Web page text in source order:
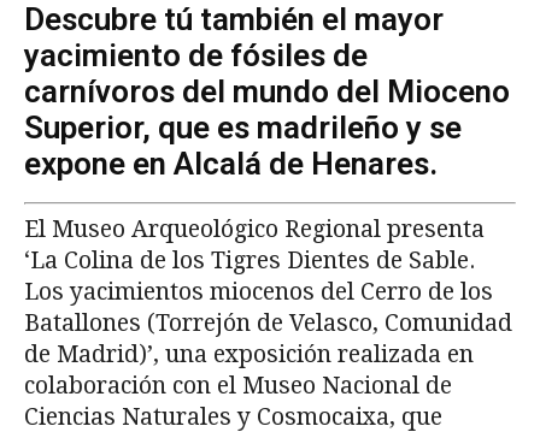
Descubre tú también el mayor
yacimiento de fósiles de
carnívoros del mundo del Mioceno
Superior, que es madrileño y se
expone en Alcalá de Henares.
El Museo Arqueológico Regional presenta
‘La Colina de los Tigres Dientes de Sable.
Los yacimientos miocenos del Cerro de los
Batallones (Torrejón de Velasco, Comunidad
de Madrid)’, una exposición realizada en
colaboración con el Museo Nacional de
Ciencias Naturales y Cosmocaixa, que